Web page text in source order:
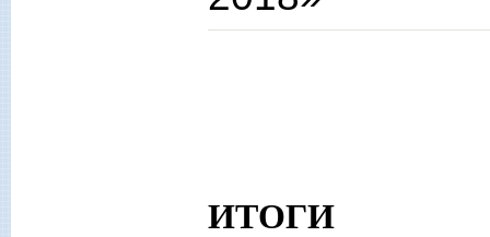
ИТОГИ